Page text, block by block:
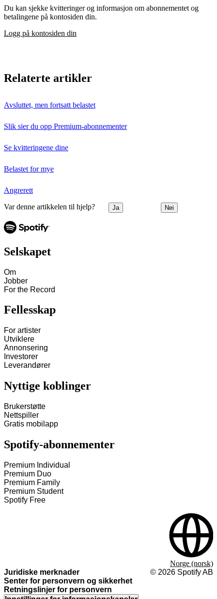
Du kan sjekke kvitteringer og informasjon om abonnementet og
betalingene på kontosiden din.
Logg på kontosiden din
Relaterte artikler
Avsluttet, men fortsatt belastet
Slik sier du opp Premium-abonnementer
Se kvitteringene dine
Belastet for mye
Angrerett
Var denne artikkelen til hjelp? Ja Nei
Selskapet
Om
Jobber
For the Record
Fellesskap
For artister
Utviklere
Annonsering
Investorer
Leverandører
Nyttige koblinger
Brukerstøtte
Nettspiller
Gratis mobilapp
Spotify-abonnementer
Premium Individual
Premium Duo
Premium Family
Premium Student
Spotify Free
Juridiske merknader
Senter for personvern og sikkerhet
Retningslinjer for personvern
© 2026 Spotify AB
Norge (norsk)